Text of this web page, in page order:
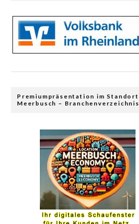
Premiumpräsentation im Standort
Meerbusch – Branchenverzeichnis